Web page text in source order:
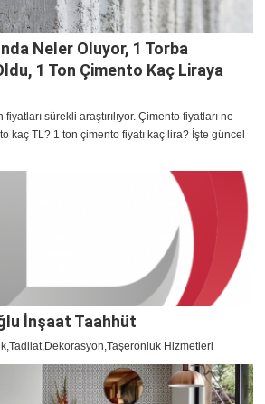
Neler Oluyor, 1 Torba
1 Ton Çimento Kaç Liraya
sürekli araştırılıyor. Çimento fiyatları ne
kaç TL? 1 ton çimento fiyatı kaç lira? İşte güncel
İnşaat Taahhüt
Hizmetleri